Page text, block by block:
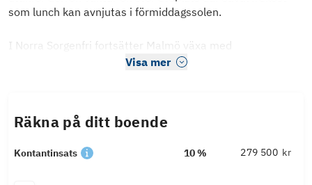
som lunch kan avnjutas i förmiddagssolen.
I Norra Sorgenfri fortsätter Malmö växa med
Visa mer
Räkna på ditt boende
Kontantinsats 10 % kr